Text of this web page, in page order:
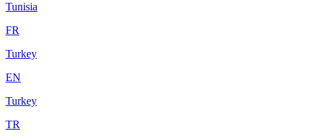
Tunisia
FR
Turkey
EN
Turkey
TR